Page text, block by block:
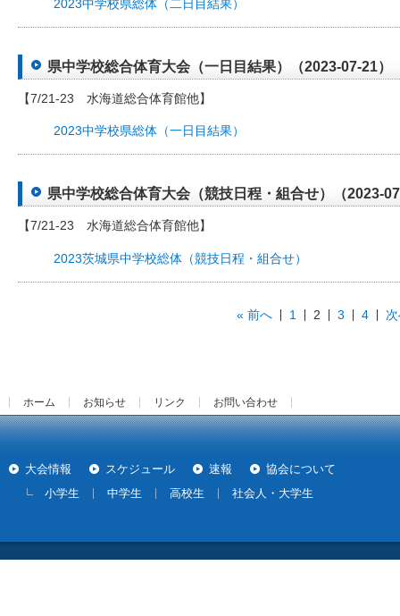
2023中学校県総体（二日目結果）
県中学校総合体育大会（一日目結果）（2023-07-21）
【7/21-23 水海道総合体育館他】
2023中学校県総体（一日目結果）
県中学校総合体育大会（競技日程・組合せ）（2023-
【7/21-23 水海道総合体育館他】
2023茨城県中学校総体（競技日程・組合せ）
« 前へ 1 2 3 4
ホーム お知らせ リンク お問い合わせ
大会情報 スケジュール 速報
協会について
小学生
中学生 高校生 社会人・大学生